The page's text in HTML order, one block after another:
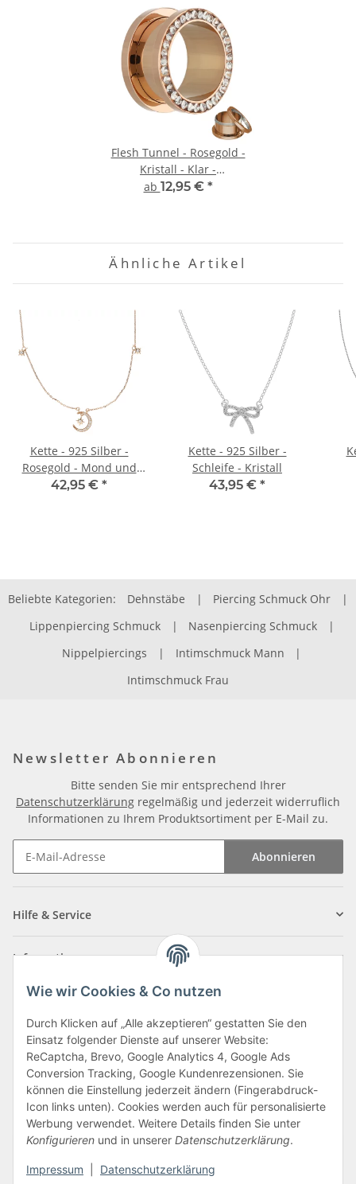
Wie wir Cookies & Co nutzen
Durch Klicken auf „Alle akzeptieren“ gestatten Sie den
Einsatz folgender Dienste auf unserer Website:
ReCaptcha, Brevo, Google Analytics 4, Google Ads
Conversion Tracking, Google Kundenrezensionen. Sie
können die Einstellung jederzeit ändern (Fingerabdruck-
Icon links unten). Cookies werden auch für personalisierte
Werbung verwendet. Weitere Details finden Sie unter
Konfigurieren und in unserer Datenschutzerklärung.
Impressum Datenschutzerklärung
Flesh Tunnel - Rosegold -
Kristall - Klar -
Schutzschicht
ab 12,95 € *
Ähnliche Artikel
Kette - 925 Silber -
Rosegold - Mond und
Sterne
42,95 € *
Kette - 925 Silber -
Schleife - Kristall
43,95 € *
Beliebte Kategorien: Dehnstäbe | Piercing Schmuck Ohr
|
Lippenpiercing Schmuck
| Nasenpiercing Schmuck
|
Nippelpiercings
| Intimschmuck Mann
|
Intimschmuck Frau
Newsletter Abonnieren
Bitte senden Sie mir entsprechend Ihrer
Datenschutzerklärung regelmäßig und jederzeit widerruflich
Informationen zu Ihrem Produktsortiment per E-Mail zu.
Abonnieren
Hilfe & Service
Informationen
Zahlungsarten
Vertrag widerrufen